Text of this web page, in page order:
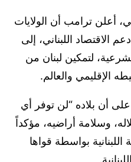
أعلن ترامب أن الولايات
الاقتصاد اللبناني، إلى
لتمكين لبنان من
الإقليمي والعالم.
أن بلاده “لن توفر أي
وسلامة أراضيه، مؤكداً
بواسطة قواها